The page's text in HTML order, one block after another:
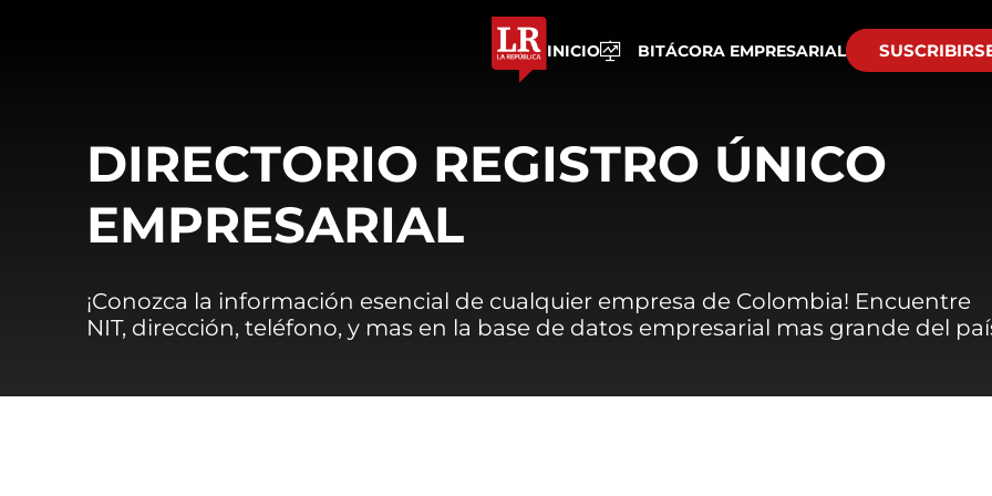
INICIO BITÁCORA EMPRESARIAL
DIRECTORIO REGISTRO ÚNICO
EMPRESARIAL
¡Conozca la información esencial de cualquier empresa de Colombia! Encuentre
NIT, dirección, teléfono, y mas en la base de datos empresarial mas grande del